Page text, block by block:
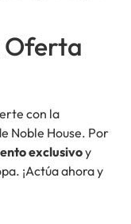
Oferta
con la
Noble House. Por
exclusivoy
¡Actúa ahora y